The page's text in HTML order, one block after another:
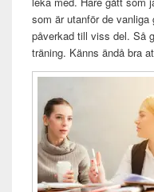
som är utanför de
påverkad till viss del. Så
träning. Känns ändå bra